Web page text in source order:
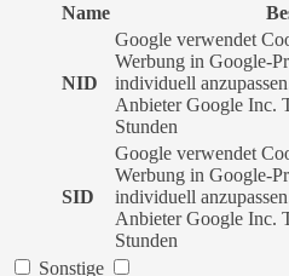
Name
NID
Google verwendet
Werbung in Google-
individuell
Anbieter Google Inc.
Stunden
SID
Google verwendet
Werbung in Google-
individuell
Anbieter Google Inc.
Stunden
Sonstige